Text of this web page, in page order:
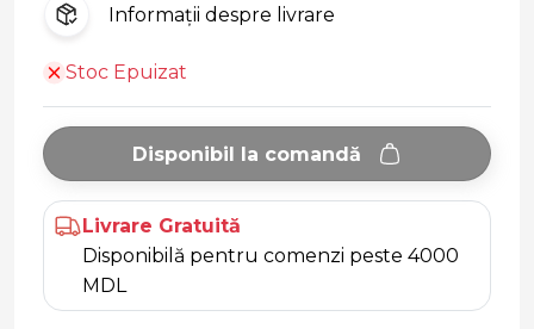
Informații despre livrare
Stoc Epuizat
Disponibil la comandă
Livrare Gratuită
Disponibilă pentru comenzi peste 4000
MDL